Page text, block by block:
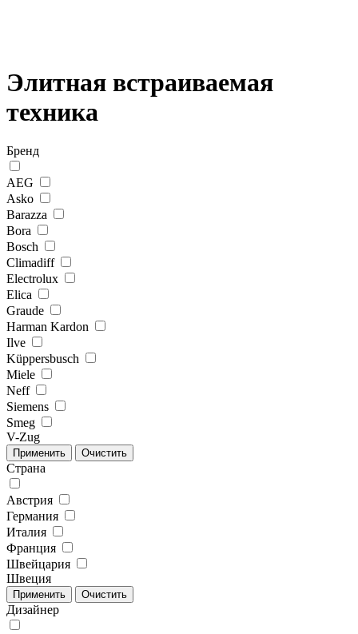
Элитная встраиваемая
техника
Бренд
AEG
Asko
Barazza
Bora
Bosch
Climadiff
Electrolux
Elica
Graude
Harman Kardon
Ilve
Küppersbusch
Miele
Neff
Siemens
Smeg
V-Zug
Страна
Австрия
Германия
Италия
Франция
Швейцария
Швеция
Дизайнер